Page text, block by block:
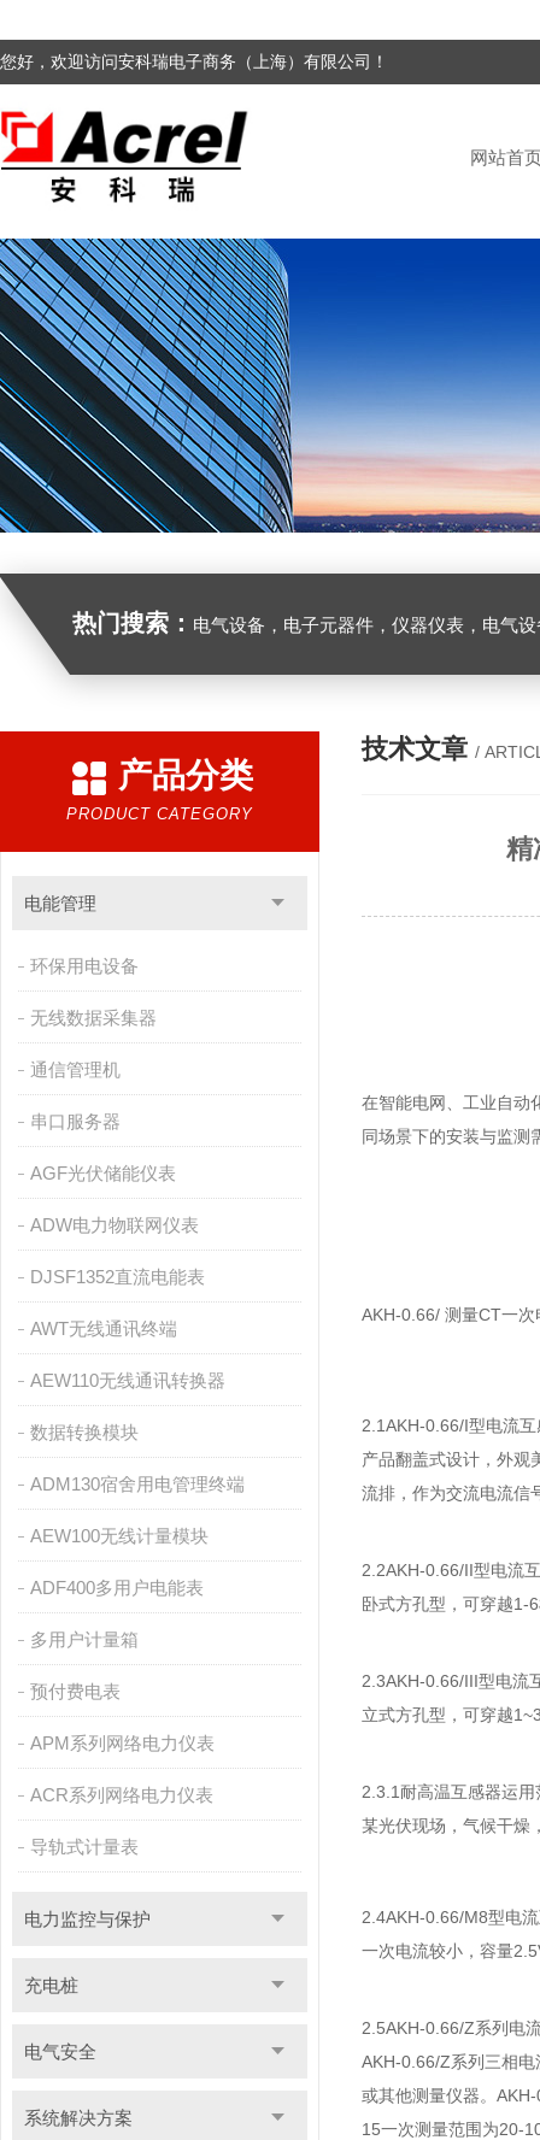
您好，欢迎访问安科瑞电子商务（上海）有限公司！
网站首
热门搜索： 电气设备，电子元器件，仪器仪表，电气
产品分类
PRODUCT CATEGORY
电能管理
环保用电设备
无线数据采集器
通信管理机
串口服务器
AGF光伏储能仪表
ADW电力物联网仪表
DJSF1352直流电能表
AWT无线通讯终端
AEW110无线通讯转换器
数据转换模块
ADM130宿舍用电管理终端
AEW100无线计量模块
ADF400多用户电能表
多用户计量箱
预付费电表
APM系列网络电力仪表
ACR系列网络电力仪表
导轨式计量表
电力监控与保护
充电桩
电气安全
系统解决方案
技术文章 /
精
在智能电网、工业自动
同场景下的安装与监测
AKH-0.66/ 测量CT一
2.1AKH-0.66/I型电流互
产品翻盖式设计，外观
流排 ，作为交流电流
2.2AKH-0.66/II型电流
卧式方孔型，可穿越1-
2.3AKH-0.66/III型电流
立式方孔型，可穿越
2.3.1耐高温互感器运用
某光伏现场，气候干燥
2.4AKH-0.66/M8型电
一次电流较小，容量
2.5AKH-0.66/Z系列电
AKH-0.66/Z系列 三相电
或其他测量仪器。
15一次测量范围为20-